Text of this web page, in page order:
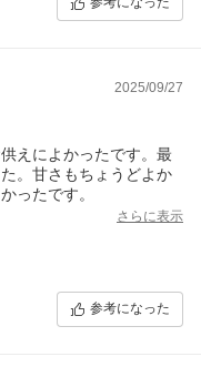
2025/09/27
えによかったです。最
。甘さもちょうどよか
ったです。
さらに表示
参考になった